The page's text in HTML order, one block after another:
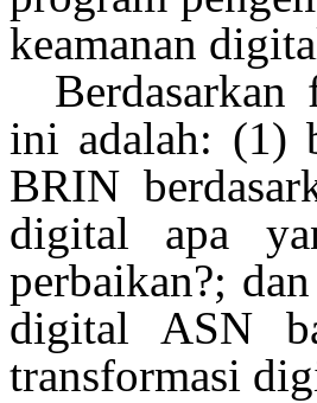
keamanan
ini adalah: (1)
BRIN
digital apa
perbaikan?;
digital ASN
transformasi